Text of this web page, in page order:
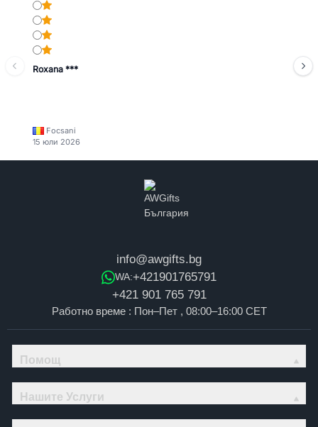
Roxana ***
Focsani
15 юли 2026
info@awgifts.bg
WA:+421901765791
+421 901 765 791
Работно време : Пон–Пет , 08:00–16:00 CET
Помощ
Нашите Услуги